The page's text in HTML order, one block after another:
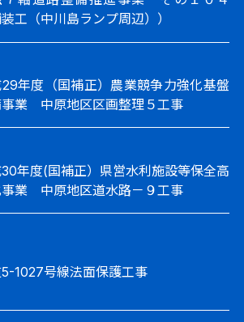
装工（中川島ランプ周辺））
年度（国補正）農業競争力強化基盤
業 中原地区区画整理５工事
年度(国補正）県営水利施設等保全高
事業 中原地区道水路－９工事
1027号線法面保護工事